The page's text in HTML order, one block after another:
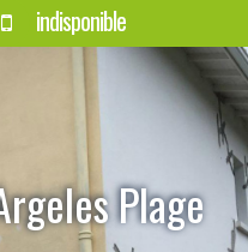
indisponible
Plage